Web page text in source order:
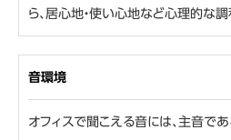
ら、居心地・使い心地など心理的な調
音環境
オフィスで聞こえる音には、主音で